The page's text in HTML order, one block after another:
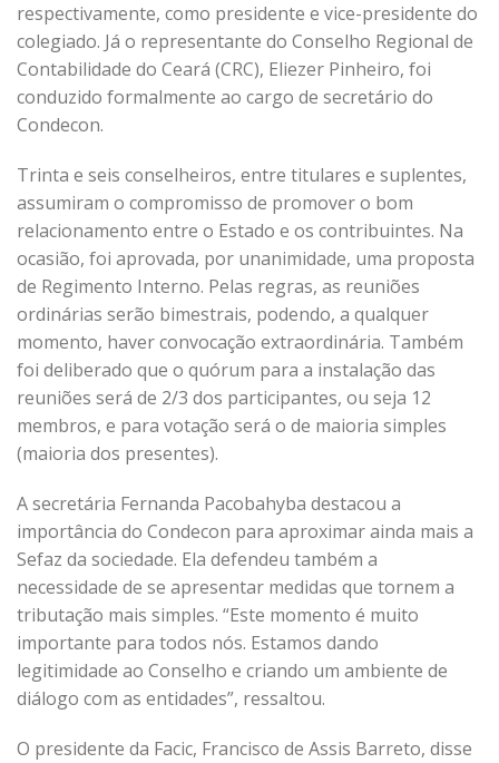
respectivamente, como presidente e vice-presidente do
colegiado. Já o representante do Conselho Regional de
Contabilidade do Ceará (CRC), Eliezer Pinheiro, foi
conduzido formalmente ao cargo de secretário do
Condecon.
Trinta e seis conselheiros, entre titulares e suplentes,
assumiram o compromisso de promover o bom
relacionamento entre o Estado e os contribuintes. Na
ocasião, foi aprovada, por unanimidade, uma proposta
de Regimento Interno. Pelas regras, as reuniões
ordinárias serão bimestrais, podendo, a qualquer
momento, haver convocação extraordinária. Também
foi deliberado que o quórum para a instalação das
reuniões será de 2/3 dos participantes, ou seja 12
membros, e para votação será o de maioria simples
(maioria dos presentes).
A secretária Fernanda Pacobahyba destacou a
importância do Condecon para aproximar ainda mais a
Sefaz da sociedade. Ela defendeu também a
necessidade de se apresentar medidas que tornem a
tributação mais simples. “Este momento é muito
importante para todos nós. Estamos dando
legitimidade ao Conselho e criando um ambiente de
diálogo com as entidades”, ressaltou.
O presidente da Facic, Francisco de Assis Barreto, disse